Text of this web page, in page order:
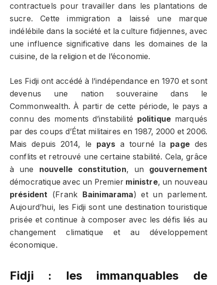
contractuels pour travailler dans les plantations de
sucre. Cette immigration a laissé une marque
indélébile dans la société et la culture fidjiennes, avec
une influence significative dans les domaines de la
cuisine, de la religion et de l’économie.
Les Fidji ont accédé à l’indépendance en 1970 et sont
devenus une nation souveraine dans le
Commonwealth. À partir de cette période, le pays a
connu des moments d’instabilité politique marqués
par des coups d’État militaires en 1987, 2000 et 2006.
Mais depuis 2014, le pays a tourné la pagedes
conflits et retrouvé une certaine stabilité. Cela, grâce
à une nouvelle constitution, un gouvernement
démocratique avec un Premier ministre, un nouveau
président (Frank Bainimarama) et un parlement.
Aujourd’hui, les Fidji sont une destination touristique
prisée et continue à composer avec les défis liés au
changement climatique et au développement
économique.
Fidji : les immanquables de